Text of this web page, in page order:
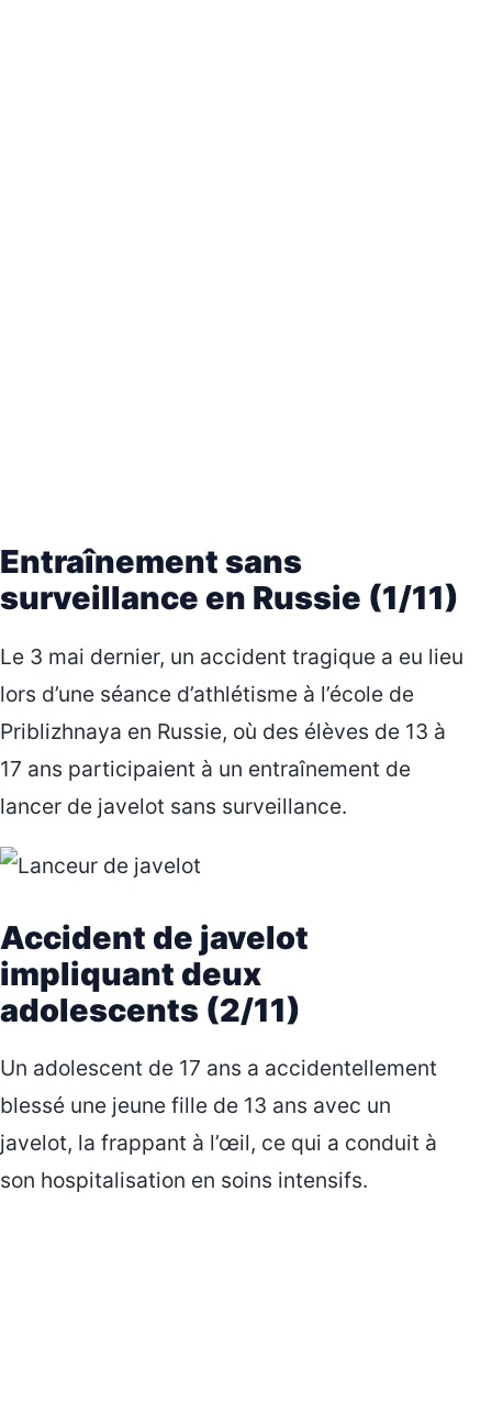
Entraînement sans
surveillance en Russie (1/11)
Le 3 mai dernier, un accident tragique a eu lieu
lors d’une séance d’athlétisme à l’école de
Priblizhnaya en Russie, où des élèves de 13 à
17 ans participaient à un entraînement de
lancer de javelot sans surveillance.
Accident de javelot
impliquant deux
adolescents (2/11)
Un adolescent de 17 ans a accidentellement
blessé une jeune fille de 13 ans avec un
javelot, la frappant à l’œil, ce qui a conduit à
son hospitalisation en soins intensifs.